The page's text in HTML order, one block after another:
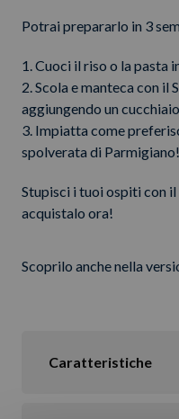
Potrai prepararlo in 3
1. Cuoci il riso o la pasta
2. Scola e manteca con
aggiungendo un
3. Impiatta come
spolverata di Parmigiano!
Stupisci i tuoi ospiti con
acquistalo ora!
Scoprilo anche nella
Caratteristiche